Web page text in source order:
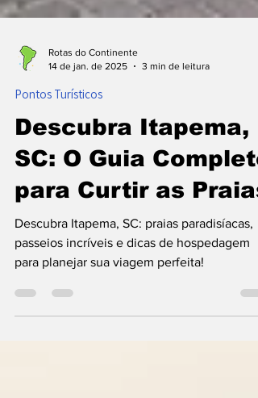
14 de jan. de 2025
Pontos Turísticos
Descubra Itapema,
SC: O Guia Completo
para Curtir as Praias
Descubra Itapema, SC: praias paradisíacas,
passeios incríveis e dicas de hospedagem
para planejar sua viagem perfeita!